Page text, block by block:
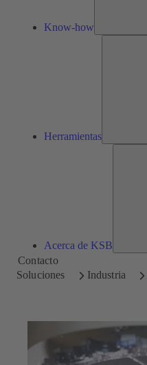
Know-how
Herramientas
Acerca de KSB
Contacto
Soluciones
Industria